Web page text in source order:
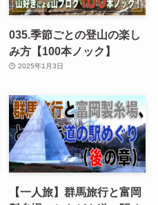
035.季節ごとの登山の楽し
み方【100本ノック】
2025年1月3日
【一人旅】群馬旅行と富岡